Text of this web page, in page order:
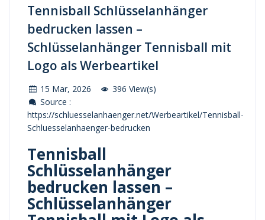
Tennisball Schlüsselanhänger
bedrucken lassen –
Schlüsselanhänger Tennisball mit
Logo als Werbeartikel
15 Mar, 2026
396 View(s)
Source :
https://schluesselanhaenger.net/Werbeartikel/Tennisball-
Schluesselanhaenger-bedrucken
Tennisball
Schlüsselanhänger
bedrucken lassen –
Schlüsselanhänger